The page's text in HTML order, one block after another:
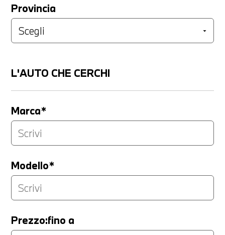
Provincia
L'AUTO CHE CERCHI
Marca*
Modello*
Prezzo:fino a